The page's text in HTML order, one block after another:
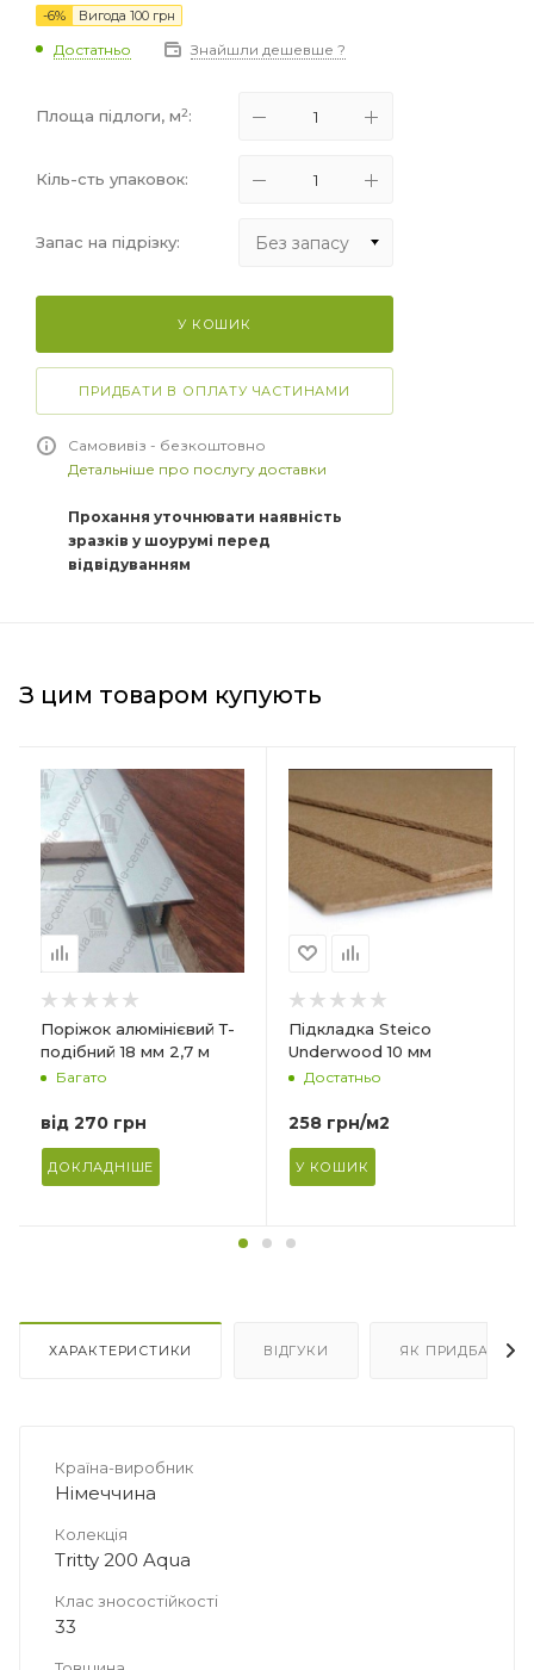
-6% Вигода 100 грн
Достатньо Знайшли дешевше ?
Площа підлоги, м2:
Кіль-сть упаковок:
Запас на підрізку: Без запасу
+10%
+15%
У КОШИК
ПРИДБАТИ В ОПЛАТУ ЧАСТИНАМИ
Самовивіз - безкоштовно
Детальніше про послугу доставки
Прохання уточнювати наявність
зразків у шоурумі перед
відвідуванням
З цим товаром купують
Поріжок алюмінієвий Т-
подібний 18 мм 2,7 м
Багато
від270 грн
ДОКЛАДНІШЕ
Країна-виробник
Польща
Товщина
10 мм
Ширина
590 мм
Довжина
Деревне волокно
Форма упаковки
Під ламінат/паркетну
дошку
Підкладка Steico
Underwood 10 мм
Достатньо
258 грн/м2
У КОШИК
Польща
Товщина
7 мм
Ширина
590 мм
Довжина
Матеріал
Деревне волокно
Форма упаковки
Під ламінат/паркетну
дошку
ХАРАКТЕРИСТИКИ ВІДГУКИ ЯК ПРИДБАТИ
Країна-виробник
Німеччина
Колекція
Tritty 200 Aqua
Клас зносостійкості
33